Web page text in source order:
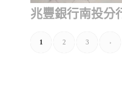
兆豐銀行南投分
1 2 3 ›